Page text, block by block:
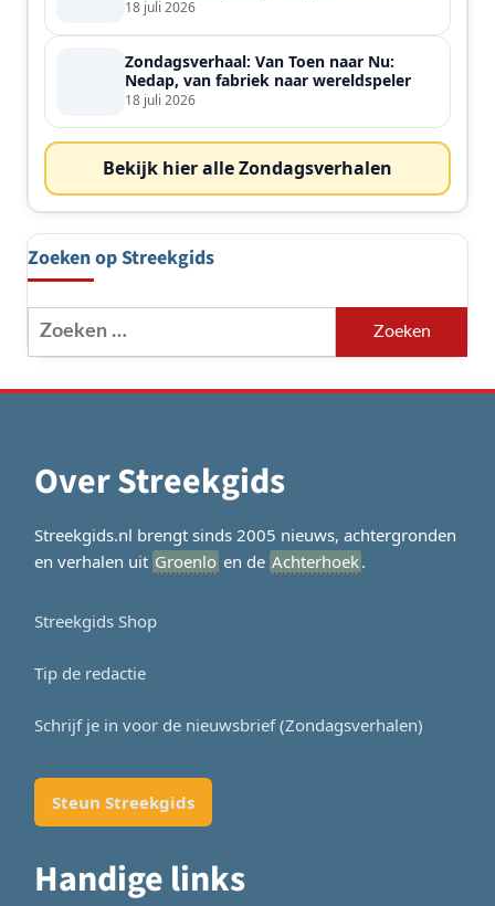
de streek
18 juli 2026
Zondagsverhaal: Van Toen naar Nu:
Nedap, van fabriek naar wereldspeler
18 juli 2026
Bekijk hier alle Zondagsverhalen
Zoeken op Streekgids
Zoeken
naar:
Over Streekgids
Streekgids.nl brengt sinds 2005 nieuws, achtergronden
en verhalen uit Groenlo en de Achterhoek.
Streekgids Shop
Tip de redactie
Schrijf je in voor de nieuwsbrief (Zondagsverhalen)
Steun Streekgids
Handige links